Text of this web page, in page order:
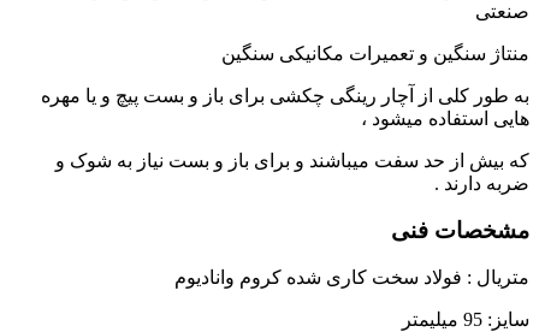
صنعتی
منتاژ سنگین و تعمیرات مکانیکی سنگین
به طور کلی از آچار رینگی چکشی برای باز و بست پیچ و یا مهره
هایی استفاده میشود ،
که بیش از حد سفت میباشند و برای باز و بست نیاز به شوک و
ضربه دارند .
مشخصات فنی
متریال : فولاد سخت کاری شده کروم وانادیوم
سایز: 95 میلیمتر